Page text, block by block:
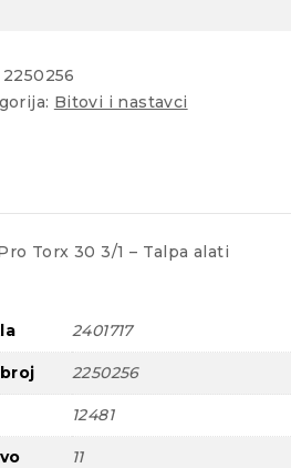
2250256
Bitovi i nastavci
Torx 30 3/1 – Talpa alati
2401717
2250256
12481
11